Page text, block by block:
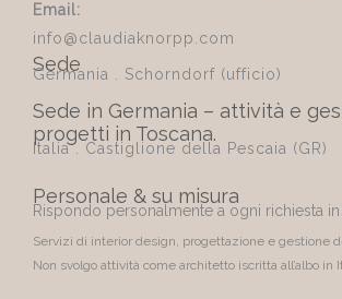
Email:
info@claudiaknorpp.com
Sede
Germania . Schorndorf (ufficio)
Sede in Germania – attività e
progetti in Toscana.
Italia . Castiglione della Pescaia (GR)
Personale & su misura
Rispondo personalmente a ogni richiesta in
Servizi di interior design, progettazione e gestione
Non svolgo attività come architetto iscritta all’albo in